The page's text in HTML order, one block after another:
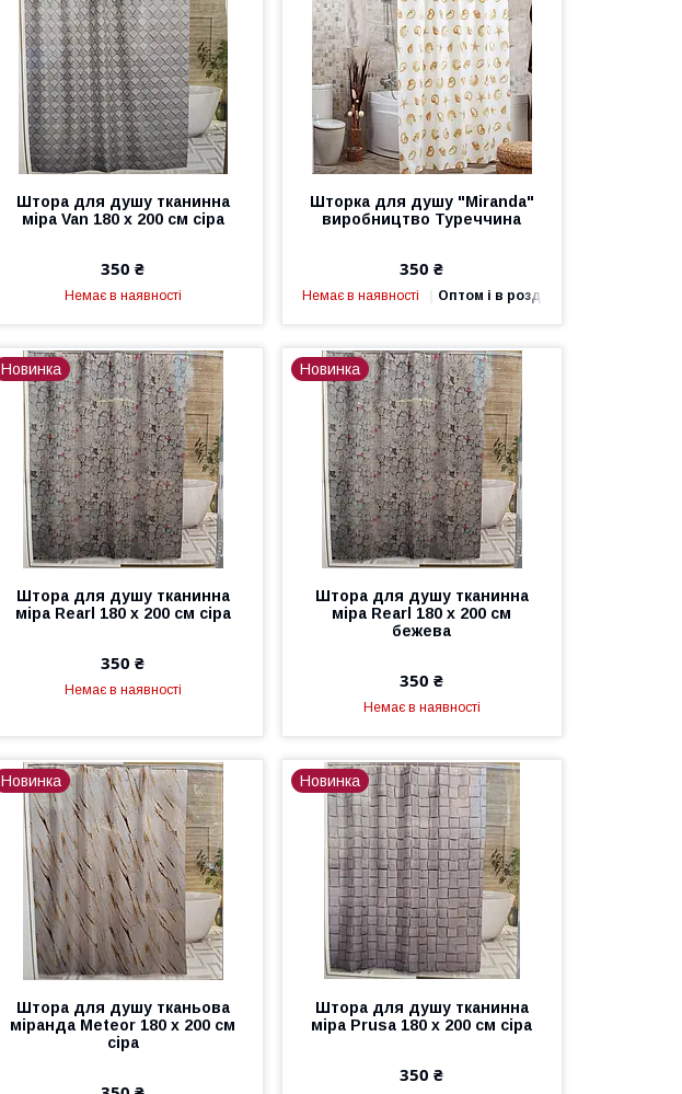
Штора для душу тканинна
міра Van 180 х 200 см сіра
350 ₴
Немає в наявності
Шторка для душу "Miranda"
виробництво Туреччина
350 ₴
Немає в наявності Оптом і в роздріб
Новинка
Штора для душу тканинна
міра Rearl 180 х 200 см сіра
350 ₴
Немає в наявності
Новинка
Штора для душу тканинна
міра Rearl 180 х 200 см
бежева
350 ₴
Немає в наявності
Новинка
Штора для душу тканьова
міранда Meteor 180 х 200 см
сіра
Новинка
Штора для душу тканинна
міра Prusa 180 х 200 см сіра
350 ₴